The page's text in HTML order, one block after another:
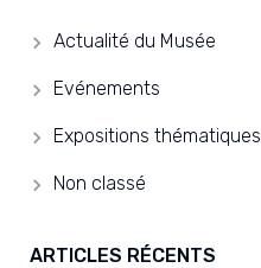
Actualité du Musée
Evénements
Expositions thématiques
Non classé
ARTICLES RÉCENTS